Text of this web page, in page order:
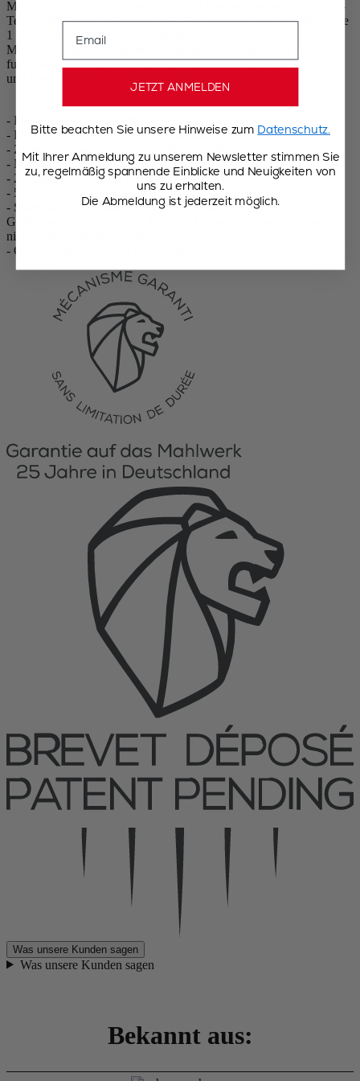
Mengen. Eine weitere Innovation der Löwenmarke ist die u'Select-
Technologie, die die Auswahl des Mahlgrades erleichtert, von Stufe
1 für einen sehr feinen Mahlgrad bis Stufe 6 für einen groben
Mahlgrad. Die 12 cm große Salzmühle Paris u’Select ist nicht nur
funktional, sondern auch ein wahres Dekoobjekt, das Ihren Tisch
und Ihre Arbeitsfläche erstrahlen lässt.
- Hergestellt in Frankreich
- PEFC-zertifiziertes Holz aus französischen Wäldern
- Zirlion-Mahlwerk, eine Innovation von Peugeot
- Mahlgradeinstellung u‘Select: 6 vorgegebene Mahlgrade
- 25 Jahre Garantie auf das Mahlwerk
- 5 Jahre Garantie auf das Produkt
- Salzmühle: Zum Mahlen von Trockensalzkristallen bis zu einer
Größe von 6 mm. Nicht für feuchtes Meersalz verwenden, auch
nicht in getrocknetem Zustand
- Gewürze NICHT ENTHALTEN
Was unsere Kunden sagen
Was unsere Kunden sagen
Bekannt aus:
Email
JETZT ANMELDEN
Bitte beachten Sie unsere Hinweise zum Datenschutz.
Mit Ihrer Anmeldung zu unserem Newsletter stimmen Sie
zu, regelmäßig spannende Einblicke und Neuigkeiten von
uns zu erhalten.
Die Abmeldung ist jederzeit möglich.